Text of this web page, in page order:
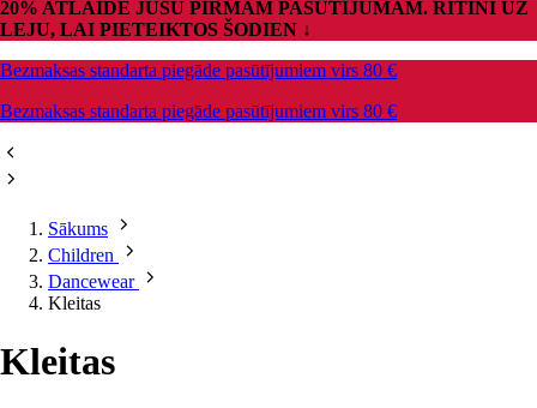
20% ATLAIDE JŪSU PIRMAM PASŪTĪJUMAM. RITINI UZ
LEJU, LAI PIETEIKTOS ŠODIEN ↓
Bezmaksas standarta piegāde pasūtījumiem virs 80 €
Bezmaksas standarta piegāde pasūtījumiem virs 80 €
Sākums
Children
Dancewear
Kleitas
Kleitas